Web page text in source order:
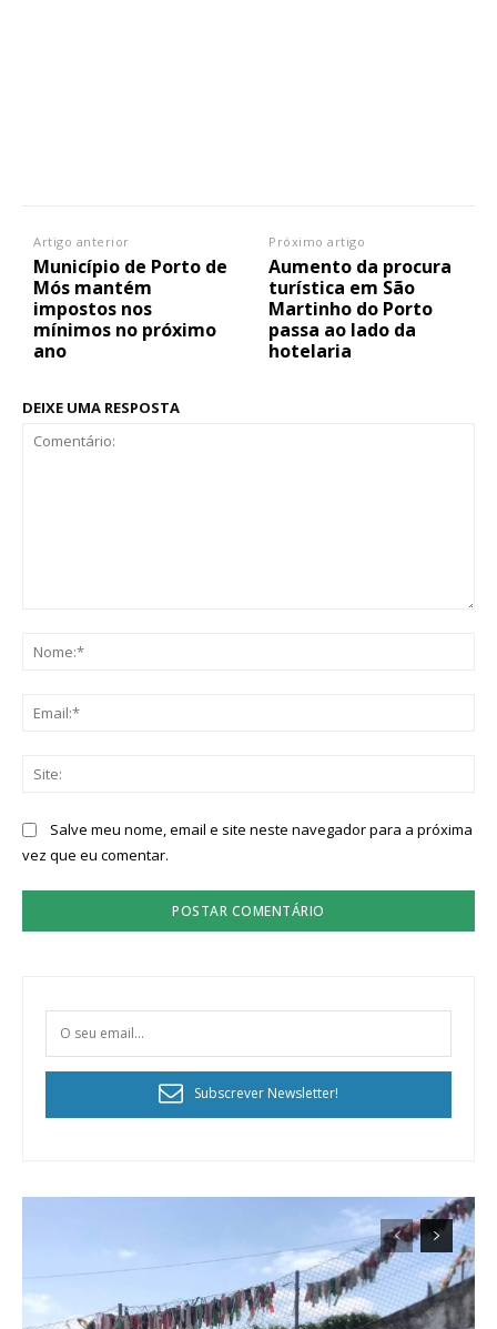
Artigo anterior
Município de Porto de
Mós mantém
impostos nos
mínimos no próximo
ano
Próximo artigo
Aumento da procura
turística em São
Martinho do Porto
passa ao lado da
hotelaria
DEIXE UMA RESPOSTA
Salve meu nome, email e site neste navegador para a próxima
vez que eu comentar.
Subscrever Newsletter!